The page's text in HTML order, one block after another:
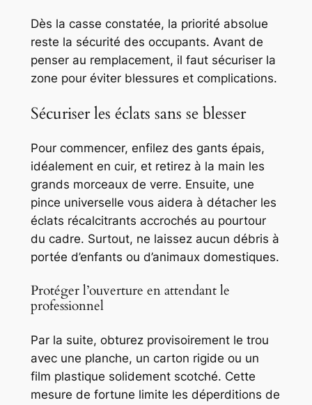
Dès la casse constatée, la priorité absolue
reste la sécurité des occupants. Avant de
penser au remplacement, il faut sécuriser la
zone pour éviter blessures et complications.
Sécuriser les éclats sans se blesser
Pour commencer, enfilez des gants épais,
idéalement en cuir, et retirez à la main les
grands morceaux de verre. Ensuite, une
pince universelle vous aidera à détacher les
éclats récalcitrants accrochés au pourtour
du cadre. Surtout, ne laissez aucun débris à
portée d’enfants ou d’animaux domestiques.
Protéger l’ouverture en attendant le
professionnel
Par la suite, obturez provisoirement le trou
avec une planche, un carton rigide ou un
film plastique solidement scotché. Cette
mesure de fortune limite les déperditions de